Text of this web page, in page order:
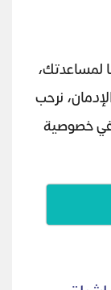
لمساعدتك،
نرحب
في خصوصية